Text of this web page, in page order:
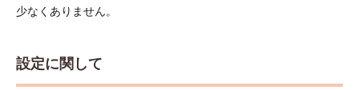
少なくありません。
設定に関して